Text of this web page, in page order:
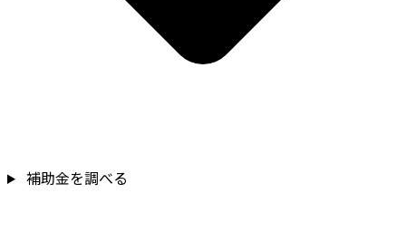
補助金を調べる